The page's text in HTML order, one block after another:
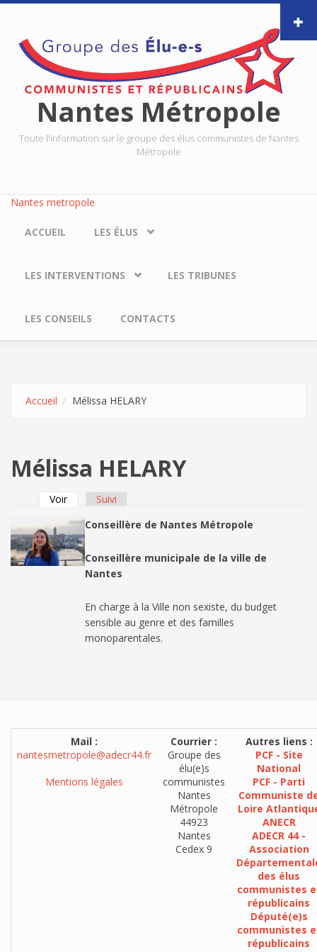
Aller au contenu principal
Nantes Métropole
Toute l'information sur le groupe des élus communistes de Nantes
Métropole
Nantes metropole
ACCUEIL LES ÉLUS
LES INTERVENTIONS LES TRIBUNES
LES CONSEILS CONTACTS
Accueil Mélissa HELARY
Mélissa HELARY
Onglets principaux
Voir(onglet actif)
Suivi
Conseillère de Nantes Métropole
Conseillère municipale de la ville de
Nantes
En charge à la Ville non sexiste, du budget
sensible au genre et des familles
monoparentales.
Mail :
nantesmetropole@adecr44.fr
Mentions légales
Courrier :
Groupe des
élu(e)s
communistes
Nantes
Métropole
44923
Nantes
Cedex 9
Autres liens :
PCF - Site
National
PCF - Parti
Communiste
Loire
ANECR
ADECR 44 -
Association
des élus
communistes
républicains
Député(e)s
communistes
républicains